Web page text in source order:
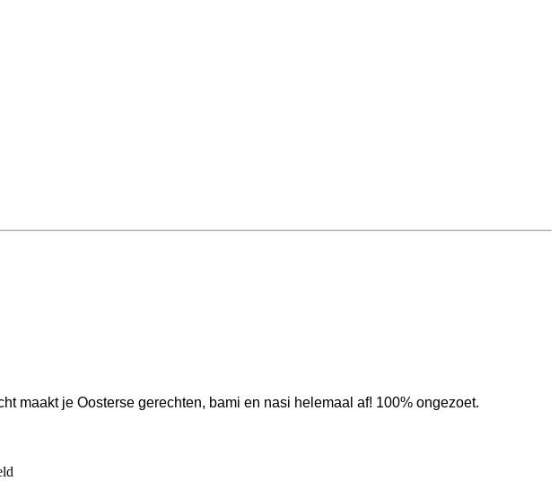
maakt je Oosterse gerechten, bami en nasi helemaal af! 100% ongezoet.